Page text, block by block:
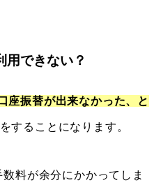
用できない？
座振替が出来なかった、と
をすることになります。
料が余分にかかってしま